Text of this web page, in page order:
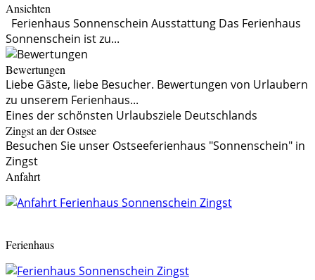
Ansichten
Ferienhaus Sonnenschein Ausstattung Das Ferienhaus
Sonnenschein ist zu...
Bewertungen
Liebe Gäste, liebe Besucher. Bewertungen von Urlaubern
zu unserem Ferienhaus...
Eines der schönsten Urlaubsziele Deutschlands
Zingst an der Ostsee
Besuchen Sie unser Ostseeferienhaus "Sonnenschein" in
Zingst
Anfahrt
Ferienhaus